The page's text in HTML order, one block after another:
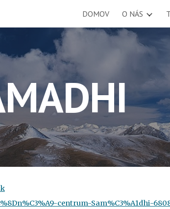
Skip to navigation
DOMOV O NÁS
centrum-Sam%C3%A1dhi-